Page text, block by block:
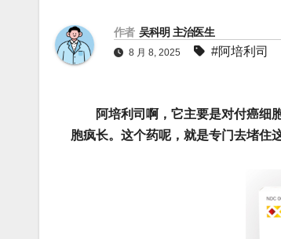
作者 吴科明 主治医生
8 月 8, 2025 #阿培利司
阿培利司啊，它主要是对付癌细
胞疯长。这个药呢，就是专门去堵住